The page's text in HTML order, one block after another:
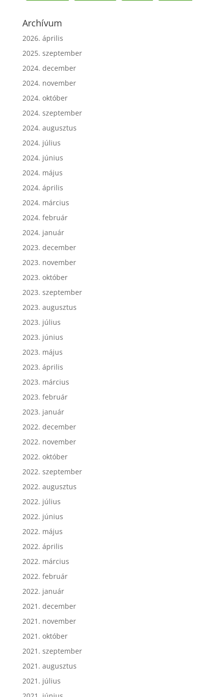
Archívum
2026. április
2025. szeptember
2024. december
2024. november
2024. október
2024. szeptember
2024. augusztus
2024. július
2024. június
2024. május
2024. április
2024. március
2024. február
2024. január
2023. december
2023. november
2023. október
2023. szeptember
2023. augusztus
2023. július
2023. június
2023. május
2023. április
2023. március
2023. február
2023. január
2022. december
2022. november
2022. október
2022. szeptember
2022. augusztus
2022. július
2022. június
2022. május
2022. április
2022. március
2022. február
2022. január
2021. december
2021. november
2021. október
2021. szeptember
2021. augusztus
2021. július